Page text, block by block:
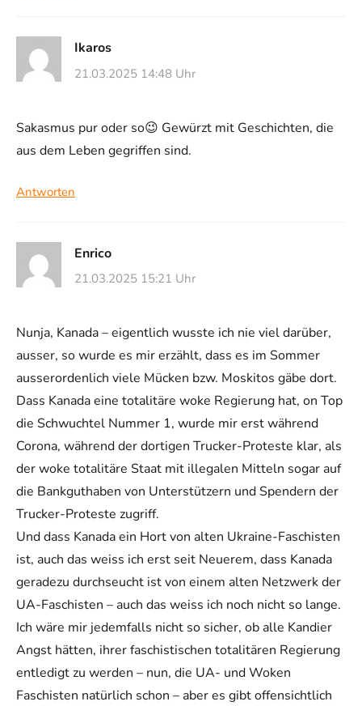
Ikaros
21.03.2025 14:48 Uhr
Sakasmus pur oder so😉 Gewürzt mit Geschichten, die
aus dem Leben gegriffen sind.
Antworten
Enrico
21.03.2025 15:21 Uhr
Nunja, Kanada – eigentlich wusste ich nie viel darüber,
ausser, so wurde es mir erzählt, dass es im Sommer
ausserordenlich viele Mücken bzw. Moskitos gäbe dort.
Dass Kanada eine totalitäre woke Regierung hat, on Top
die Schwuchtel Nummer 1, wurde mir erst während
Corona, während der dortigen Trucker-Proteste klar, als
der woke totalitäre Staat mit illegalen Mitteln sogar auf
die Bankguthaben von Unterstützern und Spendern der
Trucker-Proteste zugriff.
Und dass Kanada ein Hort von alten Ukraine-Faschisten
ist, auch das weiss ich erst seit Neuerem, dass Kanada
geradezu durchseucht ist von einem alten Netzwerk der
UA-Faschisten – auch das weiss ich noch nicht so lange.
Ich wäre mir jedemfalls nicht so sicher, ob alle Kandier
Angst hätten, ihrer faschistischen totalitären Regierung
entledigt zu werden – nun, die UA- und Woken
Faschisten natürlich schon – aber es gibt offensichtlich